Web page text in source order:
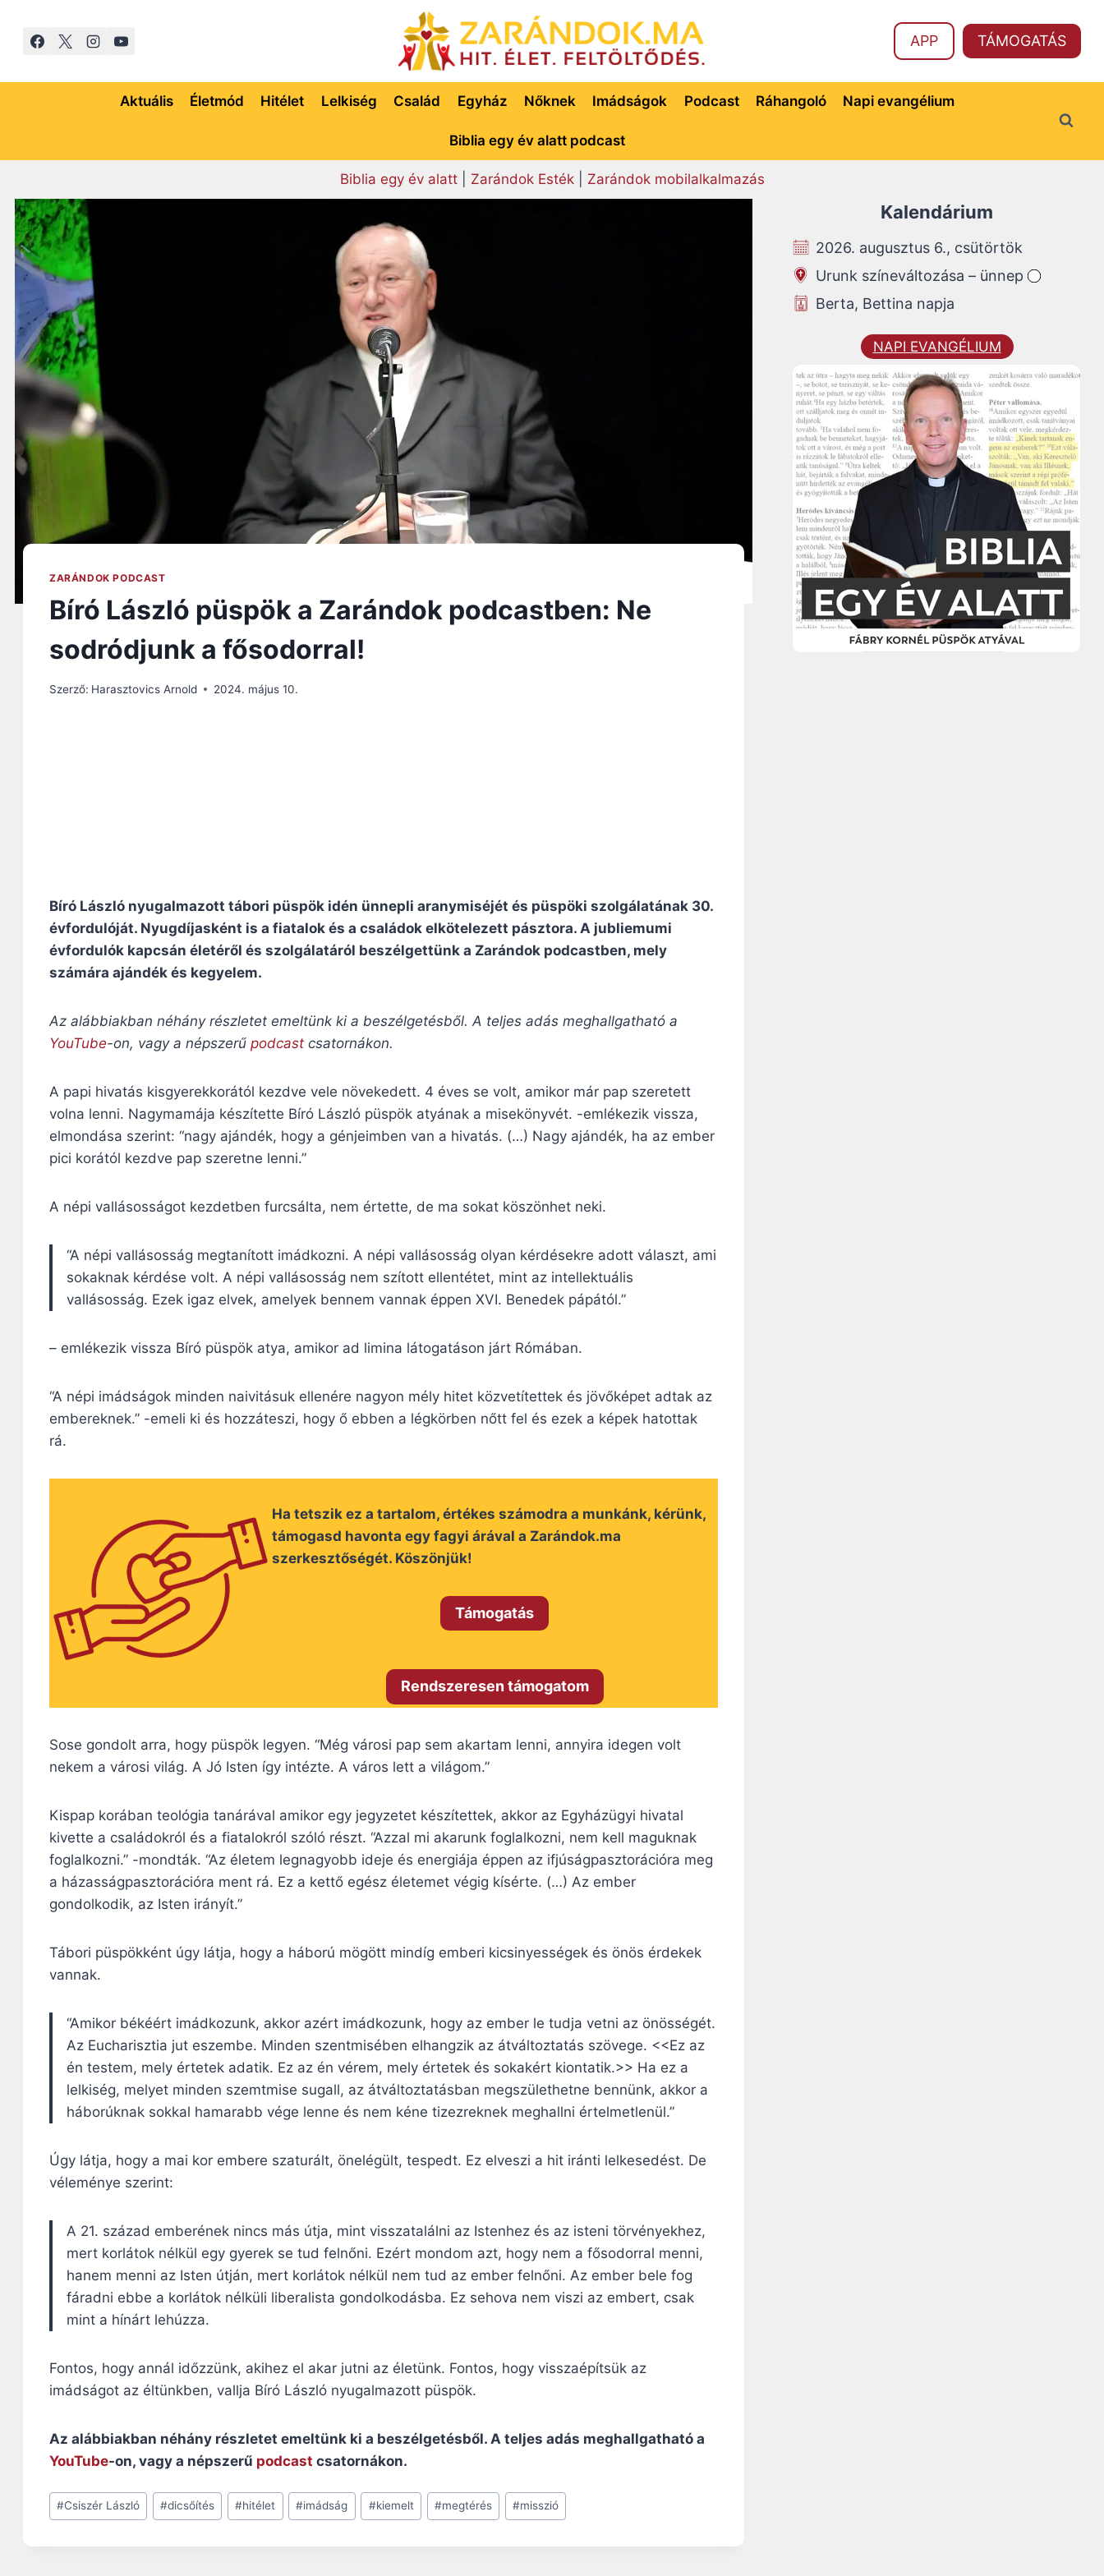
APP TÁMOGATÁS
Aktuális Életmód Hitélet Lelkiség Család Egyház Nőknek Imádságok Podcast Ráhangoló Napi evangélium
Biblia egy év alatt podcast
Biblia egy év alatt| Zarándok Esték| Zarándok mobilalkalmazás
ZARÁNDOK PODCAST
Bíró László püspök a Zarándok podcastben: Ne
sodródjunk a fősodorral!
Szerző: Harasztovics Arnold 2024. május 10.
Bíró László nyugalmazott tábori püspök idén ünnepli aranymiséjét és püspöki szolgálatának 30.
évfordulóját. Nyugdíjasként is a fiatalok és a családok elkötelezett pásztora. A jubliemumi
évfordulók kapcsán életéről és szolgálatáról beszélgettünk a Zarándok podcastben, mely
számára ajándék és kegyelem.
Az alábbiakban néhány részletet emeltünk ki a beszélgetésből. A teljes adás meghallgatható a
YouTube-on, vagy a népszerű podcast csatornákon.
A papi hivatás kisgyerekkorától kezdve vele növekedett. 4 éves se volt, amikor már pap szeretett
volna lenni. Nagymamája készítette Bíró László püspök atyának a misekönyvét. -emlékezik vissza,
elmondása szerint: “nagy ajándék, hogy a génjeimben van a hivatás. (…) Nagy ajándék, ha az ember
pici korától kezdve pap szeretne lenni.”
A népi vallásosságot kezdetben furcsálta, nem értette, de ma sokat köszönhet neki.
“A népi vallásosság megtanított imádkozni. A népi vallásosság olyan kérdésekre adott választ, ami
sokaknak kérdése volt. A népi vallásosság nem szított ellentétet, mint az intellektuális
vallásosság. Ezek igaz elvek, amelyek bennem vannak éppen XVI. Benedek pápától.”
– emlékezik vissza Bíró püspök atya, amikor ad limina látogatáson járt Rómában.
“A népi imádságok minden naivitásuk ellenére nagyon mély hitet közvetítettek és jövőképet adtak az
embereknek.” -emeli ki és hozzáteszi, hogy ő ebben a légkörben nőtt fel és ezek a képek hatottak
rá.
Ha tetszik ez a tartalom, értékes számodra a munkánk, kérünk,
támogasd havonta egy fagyi árával a Zarándok.ma
szerkesztőségét. Köszönjük!
Támogatás
Rendszeresen támogatom
Sose gondolt arra, hogy püspök legyen. “Még városi pap sem akartam lenni, annyira idegen volt
nekem a városi világ. A Jó Isten így intézte. A város lett a világom.”
Kispap korában teológia tanárával amikor egy jegyzetet készítettek, akkor az Egyházügyi hivatal
kivette a családokról és a fiatalokról szóló részt. “Azzal mi akarunk foglalkozni, nem kell maguknak
foglalkozni.” -mondták. “Az életem legnagyobb ideje és energiája éppen az ifjúságpasztorációra meg
a házasságpasztorációra ment rá. Ez a kettő egész életemet végig kísérte. (…) Az ember
gondolkodik, az Isten irányít.”
Tábori püspökként úgy látja, hogy a háború mögött mindíg emberi kicsinyességek és önös érdekek
vannak.
“Amikor békéért imádkozunk, akkor azért imádkozunk, hogy az ember le tudja vetni az önösségét.
Az Eucharisztia jut eszembe. Minden szentmisében elhangzik az átváltoztatás szövege. <<Ez az
én testem, mely értetek adatik. Ez az én vérem, mely értetek és sokakért kiontatik.>> Ha ez a
lelkiség, melyet minden szemtmise sugall, az átváltoztatásban megszülethetne bennünk, akkor a
háborúknak sokkal hamarabb vége lenne és nem kéne tizezreknek meghallni értelmetlenül.”
Úgy látja, hogy a mai kor embere szaturált, önelégült, tespedt. Ez elveszi a hit iránti lelkesedést. De
véleménye szerint:
A 21. század emberének nincs más útja, mint visszatalálni az Istenhez és az isteni törvényekhez,
mert korlátok nélkül egy gyerek se tud felnőni. Ezért mondom azt, hogy nem a fősodorral menni,
hanem menni az Isten útján, mert korlátok nélkül nem tud az ember felnőni. Az ember bele fog
fáradni ebbe a korlátok nélküli liberalista gondolkodásba. Ez sehova nem viszi az embert, csak
mint a hínárt lehúzza.
Fontos, hogy annál időzzünk, akihez el akar jutni az életünk. Fontos, hogy visszaépítsük az
imádságot az éltünkben, vallja Bíró László nyugalmazott püspök.
Az alábbiakban néhány részletet emeltünk ki a beszélgetésből. A teljes adás meghallgatható a
YouTube-on, vagy a népszerű podcast csatornákon.
Post
Tags:
#Csiszér László #dicsőítés #hitélet #imádság #kiemelt #megtérés #misszió
Kalendárium
2026. augusztus 6., csütörtök
Urunk színeváltozása – ünnep
Berta, Bettina napja
NAPI EVANGÉLIUM